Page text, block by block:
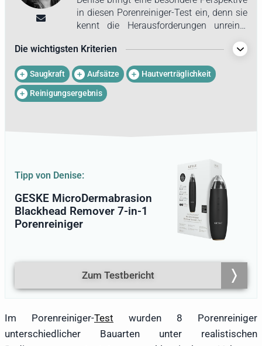
in diesen Porenreiniger-Test ein, denn sie
kennt die Herausforderungen unreiner
mehrere Schwangerschaften und die
damit verbundenen hormonellen
Veränderungen hat sich ihr Hautbild im
Laufe der Jahre stark verändert.
Phasenweise führte die hormonelle
wie belastend und frustrierend solche
Veränderungen sein können – und wie
wichtig wirksame, gleichzeitig
hautschonende Lösungen sind. Diese
persönliche Erfahrung macht sie nicht
nur sensibel für die Unterschiede der
einzelnen Geräte, sondern auch für die
durch hormonelle Schwankungen
Die wichtigsten Kriterien
Saugkraft Aufsätze
Hautverträglichkeit
Reinigungsergebnis
Tipp von Denise:
GESKE MicroDermabrasion
Blackhead Remover 7-in-1
Porenreiniger
Zum Testbericht
Im Porenreiniger-Test wurden 8 Porenreiniger
unterschiedlicher Bauarten unter realistischen